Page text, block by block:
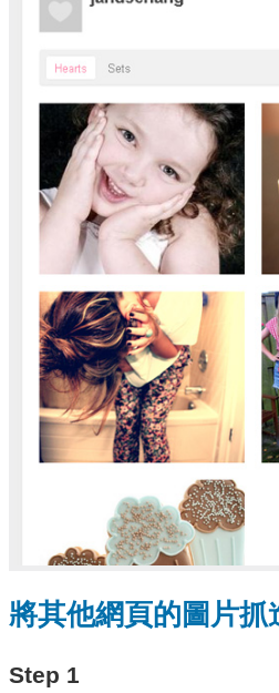
將其他網頁的圖片抓
Step 1